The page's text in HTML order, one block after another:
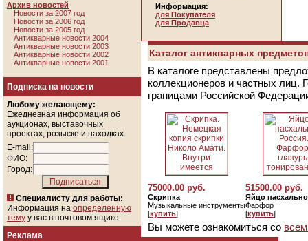
Архив новостей
Новости за 2007 год
Новости за 2006 год
Новости за 2005 год
Антикварные новости 2004
Антикварные новости 2003
Антикварные новости 2002
Антикварные новости 2001
Подписка на новости
Любому желающему:
Ежедневная информация об
аукционах, выставочных
проектах, розыске и находках.
E-mail:
ФИО:
Город:
Специалисту для работы:
Информация на определенную
тему у вас в почтовом ящике.
Реклама
Информация:
для Покупателя
для Продавца
Каталог антикварных
В каталоге представлены
коллекционеров и частных лиц.
границами Российской
75000.00 руб.
Скрипка
Музыкальные инструменты
[купить]
51500.00 руб.
Яйцо
Фарфор
[купить]
Вы можете ознакомиться со